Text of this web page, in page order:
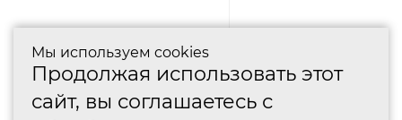
Мы используем cookies
Продолжая использовать этот
сайт, вы соглашаетесь с